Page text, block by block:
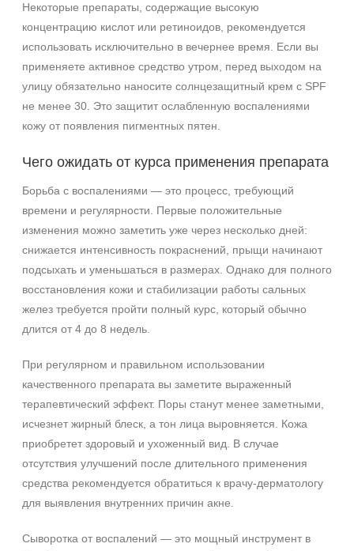
Некоторые препараты, содержащие высокую
концентрацию кислот или ретиноидов, рекомендуется
использовать исключительно в вечернее время. Если вы
применяете активное средство утром, перед выходом на
улицу обязательно наносите солнцезащитный крем с SPF
не менее 30. Это защитит ослабленную воспалениями
кожу от появления пигментных пятен.
Чего ожидать от курса применения препарата
Борьба с воспалениями — это процесс, требующий
времени и регулярности. Первые положительные
изменения можно заметить уже через несколько дней:
снижается интенсивность покраснений, прыщи начинают
подсыхать и уменьшаться в размерах. Однако для полного
восстановления кожи и стабилизации работы сальных
желез требуется пройти полный курс, который обычно
длится от 4 до 8 недель.
При регулярном и правильном использовании
качественного препарата вы заметите выраженный
терапевтический эффект. Поры станут менее заметными,
исчезнет жирный блеск, а тон лица выровняется. Кожа
приобретет здоровый и ухоженный вид. В случае
отсутствия улучшений после длительного применения
средства рекомендуется обратиться к врачу-дерматологу
для выявления внутренних причин акне.
Сыворотка от воспалений — это мощный инструмент в